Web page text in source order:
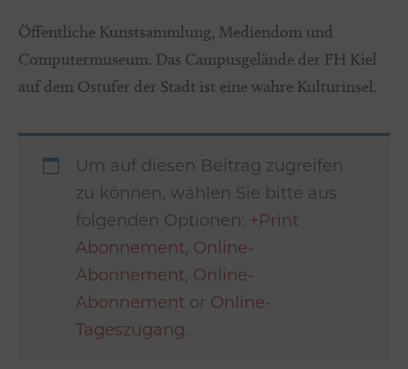
Öffentliche Kunstsammlung, Mediendom und
Computermuseum. Das Campusgelände der FH Kiel
auf dem Ostufer der Stadt ist eine wahre Kulturinsel.
Um auf diesen Beitrag zugreifen
zu können, wählen Sie bitte aus
folgenden Optionen: +Print
Abonnement, Online-
Abonnement, Online-
Abonnement or Online-
Tageszugang.